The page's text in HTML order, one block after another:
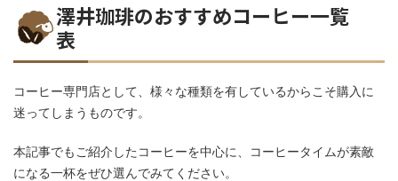
澤井珈琲のおすすめコーヒー一覧
表
コーヒー専門店として、様々な種類を有しているからこそ購入に
迷ってしまうものです。
本記事でもご紹介したコーヒーを中心に、コーヒータイムが素敵
になる一杯をぜひ選んでみてください。